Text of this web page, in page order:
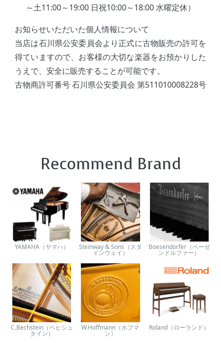
～土11:00～19:00 日祝10:00～18:00 水曜定休）
お知らせいただいた個人情報について
当店は石川県公安委員会より正式に古物販売の許可を
得ていますので、お客様の大切な楽器をお預かりした
うえで、安全に販売することが可能です。
古物商許可番号 石川県公安委員会 第511010008228号
Recommend Brand
YAMAHA（ヤマハ） Steinway & Sons（スタ
インウェイ）
Boesendorfer（ベーゼ
ンドルファー）
C.Bechstein（ベヒシュ
タイン）
W.Hoffmann（ホフマ
ン）
Roland（ローランド）